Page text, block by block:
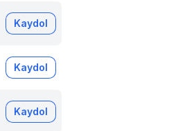
Kaydol
Kaydol
Kaydol